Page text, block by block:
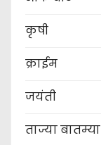
कृषी
क्राईम
जयंती
ताज्या बातम्या